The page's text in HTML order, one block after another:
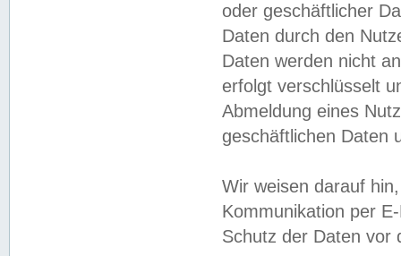
oder geschäftlicher
Daten durch den
Daten werden nicht
erfolgt verschlüsselt
Abmeldung eines
geschäftlichen Daten
Wir weisen darauf
Kommunikation per
Schutz der Daten vor